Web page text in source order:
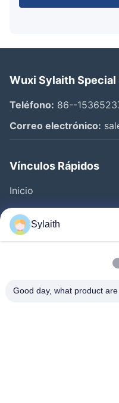
Wuxi Sylaith Special
Teléfono: 86--
Correo electrónico:
Vínculos Rápidos
Inicio
Productos
Videos
Control De Calidad
Sylaith
Good day, what product